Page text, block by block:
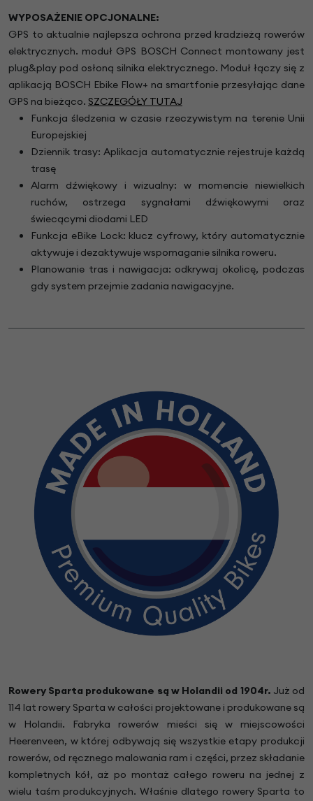
WYPOSAŻENIE OPCJONALNE:
GPS to aktualnie najlepsza ochrona przed kradzieżą rowerów
elektrycznych. moduł GPS BOSCH Connect montowany jest
plug&play pod osłoną silnika elektrycznego. Moduł łączy się z
aplikacją BOSCH Ebike Flow+ na smartfonie przesyłając dane
GPS na bieżąco. SZCZEGÓŁY TUTAJ
Funkcja śledzenia w czasie rzeczywistym na terenie Unii
Europejskiej
Dziennik trasy: Aplikacja automatycznie rejestruje każdą
trasę
Alarm dźwiękowy i wizualny: w momencie niewielkich
ruchów, ostrzega sygnałami dźwiękowymi oraz
świecącymi diodami LED
Funkcja eBike Lock: klucz cyfrowy, który automatycznie
aktywuje i dezaktywuje wspomaganie silnika roweru.
Planowanie tras i nawigacja: odkrywaj okolicę, podczas
gdy system przejmie zadania nawigacyjne.
Rowery Sparta produkowane są w Holandii od 1904r. Już od
114 lat rowery Sparta w całości projektowane i produkowane są
w Holandii. Fabryka rowerów mieści się w miejscowości
Heerenveen, w której odbywają się wszystkie etapy produkcji
rowerów, od ręcznego malowania ram i części, przez składanie
kompletnych kół, aż po montaż całego roweru na jednej z
wielu taśm produkcyjnych. Właśnie dlatego rowery Sparta to